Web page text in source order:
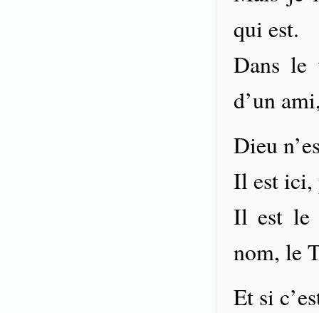
qui est.
Dans le
d’un
Dieu
Il est ici,
Il est le
nom, le
Et si